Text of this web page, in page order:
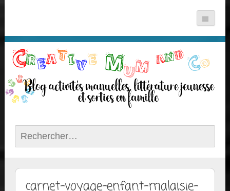
Rechercher :
carnet-voyage-enfant-malaisie-